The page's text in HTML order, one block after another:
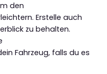
den
Erstelle auch
zu behalten.
Fahrzeug, falls du es